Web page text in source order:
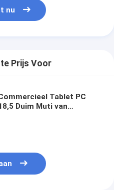
nu
Prijs Voor
Tablet PC
Duim Muti van